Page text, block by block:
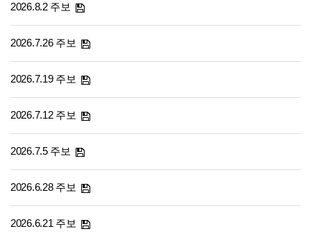
2026.8.2 주보
2026.7.26 주보
2026.7.19 주보
2026.7.12 주보
2026.7.5 주보
2026.6.28 주보
2026.6.21 주보